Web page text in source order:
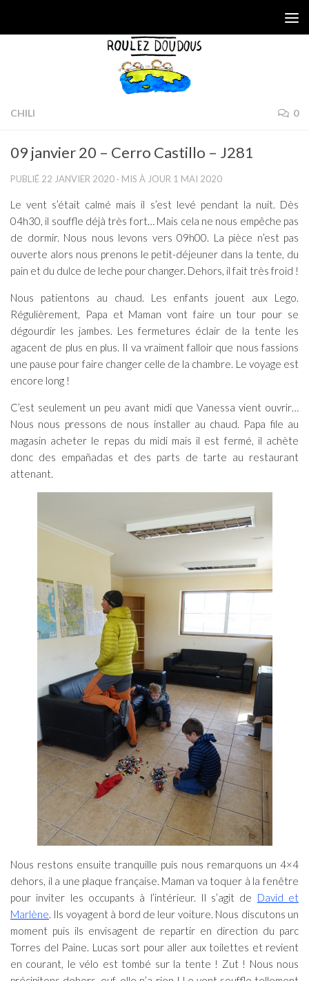
CHILI 0
09 janvier 20 – Cerro Castillo – J281
PUBLIÉ 22 JANVIER 2020 · MIS À JOUR 1 MAI 2020
Le vent s’était calmé mais il s’est levé pendant la nuit. Dès
04h30, il souffle déjà très fort… Mais cela ne nous empêche pas
de dormir. Nous nous levons vers 09h00. La pièce n’est pas
ouverte alors nous prenons le petit-déjeuner dans la tente, du
pain et du dulce de leche pour changer. Dehors, il fait très froid !
Nous patientons au chaud. Les enfants jouent aux Lego.
Régulièrement, Papa et Maman vont faire un tour pour se
dégourdir les jambes. Les fermetures éclair de la tente les
agacent de plus en plus. Il va vraiment falloir que nous fassions
une pause pour faire changer celle de la chambre. Le voyage est
encore long !
C’est seulement un peu avant midi que Vanessa vient ouvrir…
Nous nous pressons de nous installer au chaud. Papa file au
magasin acheter le repas du midi mais il est fermé, il achète
donc des empañadas et des parts de tarte au restaurant
attenant.
Nous restons ensuite tranquille puis nous remarquons un 4×4
dehors, il a une plaque française. Maman va toquer à la fenêtre
pour inviter les occupants à l’intérieur. Il s’agit de David et
Marlène. Ils voyagent à bord de leur voiture. Nous discutons un
moment puis ils envisagent de repartir en direction du parc
Torres del Paine. Lucas sort pour aller aux toilettes et revient
en courant, le vélo est tombé sur la tente ! Zut ! Nous nous